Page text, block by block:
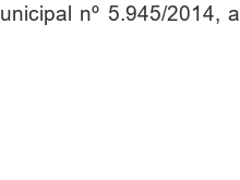
nº 5.945/2014,